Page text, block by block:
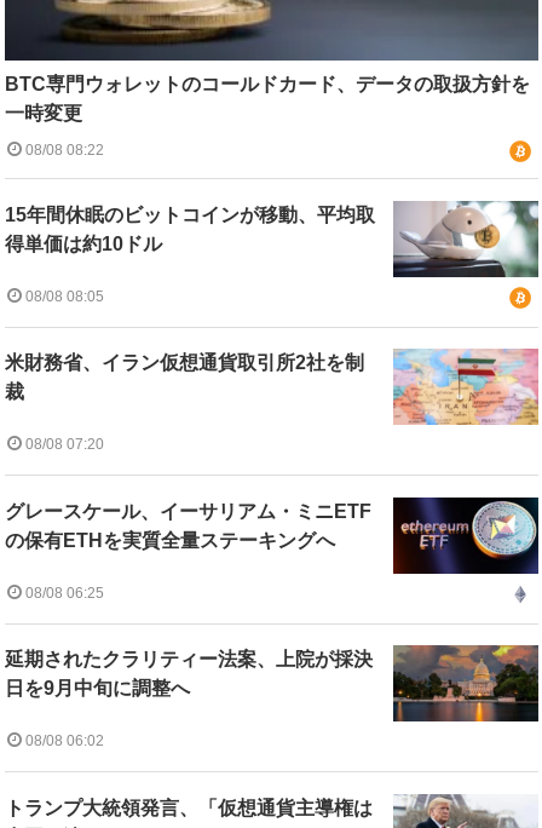
BTC専門ウォレットのコールドカード、データの取扱方針を
一時変更
08/08 08:22
15年間休眠のビットコインが移動、平均取
得単価は約10ドル
08/08 08:05
米財務省、イラン仮想通貨取引所2社を制
裁
08/08 07:20
グレースケール、イーサリアム・ミニETF
の保有ETHを実質全量ステーキングへ
08/08 06:25
延期されたクラリティー法案、上院が採決
日を9月中旬に調整へ
08/08 06:02
トランプ大統領発言、「仮想通貨主導権は